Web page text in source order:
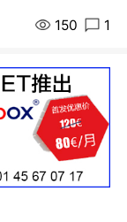
150 1